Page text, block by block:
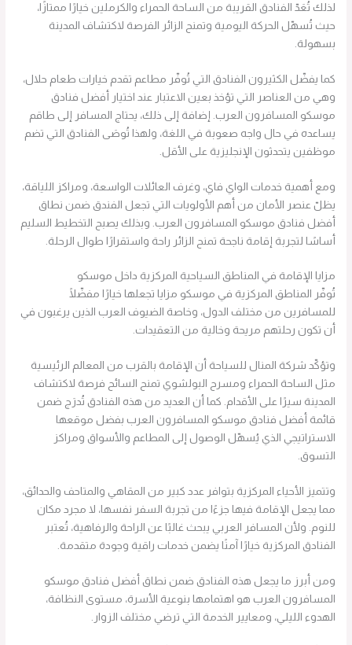
لذلك تُعَدّ الفنادق القريبة من الساحة الحمراء والكرملين خيارًا ممتازًا،
حيث تُسهّل الحركة اليومية وتمنح الزائر الفرصة لاكتشاف المدينة
بسهولة.
كما يفضّل الكثيرون الفنادق التي تُوفّر مطاعم تقدم خيارات طعام حلال،
وهي من العناصر التي تؤخذ بعين الاعتبار عند اختيار أفضل فنادق
موسكو المسافرون العرب. إضافة إلى ذلك، يحتاج المسافر إلى طاقم
يساعده في حال واجه صعوبة في اللغة، ولهذا تُوصَى الفنادق التي تضم
موظفين يتحدثون الإنجليزية على الأقل.
ومع أهمية خدمات الواي فاي، وغرف العائلات الواسعة، ومراكز اللياقة،
يظلّ عنصر الأمان من أهم الأولويات التي تجعل الفندق ضمن نطاق
أفضل فنادق موسكو المسافرون العرب. وبذلك يصبح التخطيط السليم
أساسًا لتجربة إقامة ناجحة تمنح الزائر راحة واستقرارًا طوال الرحلة.
مزايا الإقامة في المناطق السياحية المركزية داخل موسكو
تُوفّر المناطق المركزية في موسكو مزايا تجعلها خيارًا مفضّلًا
للمسافرين من مختلف الدول، وخاصة الضيوف العرب الذين يرغبون في
أن تكون رحلتهم مريحة وخالية من التعقيدات.
وتؤكّد شركة المنال للسياحة أن الإقامة بالقرب من المعالم الرئيسية
مثل الساحة الحمراء ومسرح البولشوي تمنح السائح فرصة لاكتشاف
المدينة سيرًا على الأقدام. كما أن العديد من هذه الفنادق تُدرَج ضمن
قائمة أفضل فنادق موسكو المسافرون العرب بفضل موقعها
الاستراتيجي الذي يُسهّل الوصول إلى المطاعم والأسواق ومراكز
التسوق.
وتتميز الأحياء المركزية بتوافر عدد كبير من المقاهي والمتاحف والحدائق،
مما يجعل الإقامة فيها جزءًا من تجربة السفر نفسها، لا مجرد مكان
للنوم. ولأن المسافر العربي يبحث غالبًا عن الراحة والرفاهية، تُعتبر
الفنادق المركزية خيارًا آمنًا يضمن خدمات راقية وجودة متقدمة.
ومن أبرز ما يجعل هذه الفنادق ضمن نطاق أفضل فنادق موسكو
المسافرون العرب هو اهتمامها بنوعية الأسرة، مستوى النظافة،
الهدوء الليلي، ومعايير الخدمة التي ترضي مختلف الزوار.